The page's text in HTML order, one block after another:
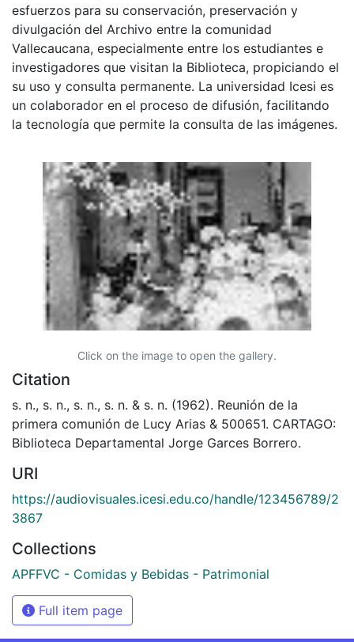
esfuerzos para su conservación, preservación y
divulgación del Archivo entre la comunidad
Vallecaucana, especialmente entre los estudiantes e
investigadores que visitan la Biblioteca, propiciando el
su uso y consulta permanente. La universidad Icesi es
un colaborador en el proceso de difusión, facilitando
la tecnología que permite la consulta de las imágenes.
Click on the image to open the gallery.
Citation
s. n., s. n., s. n., s. n. & s. n. (1962). Reunión de la
primera comunión de Lucy Arias & 500651. CARTAGO:
Biblioteca Departamental Jorge Garces Borrero.
URI
https://audiovisuales.icesi.edu.co/handle/123456789/2
3867
Collections
APFFVC - Comidas y Bebidas - Patrimonial
Full item page